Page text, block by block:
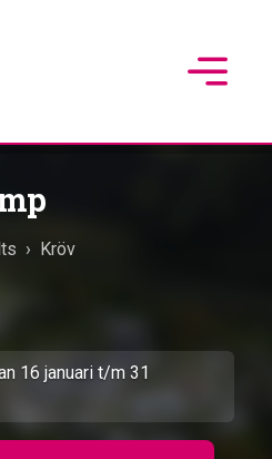
› Kröv
16 januari t/m 31